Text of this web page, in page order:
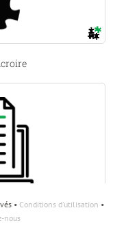
VIGUEUR LE 31
• Conditions d'utilisation •
nous